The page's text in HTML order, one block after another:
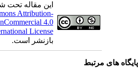
این مقاله تحت
Attribution-
4.0
License
بازنشر است.
های مرتبط